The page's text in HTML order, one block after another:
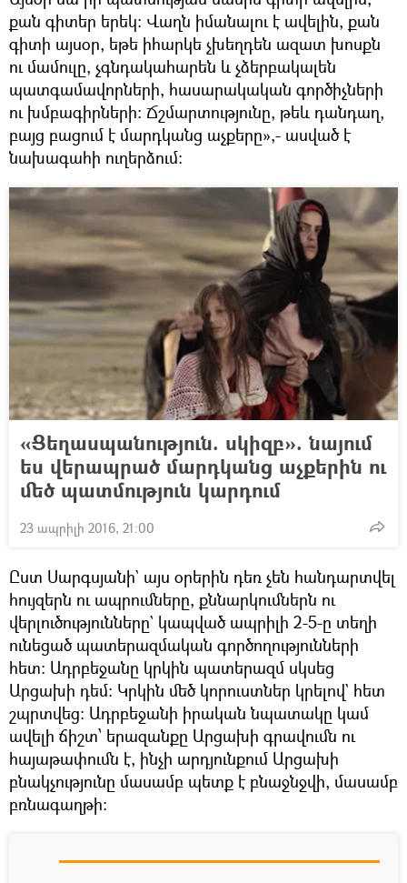
քան գիտեր երեկ: Վաղն իմանալու է ավելին, քան
գիտի այսօր, եթե իհարկե չխեղդեն ազատ խոսքն
ու մամուլը, չգնդակահարեն և չձերբակալեն
պատգամավորների, հասարակական գործիչների
ու խմբագիրների: Ճշմարտությունը, թեև դանդաղ,
բայց բացում է մարդկանց աչքերը»,- ասված է
նախագահի ուղերձում։
«Ցեղասպանություն. սկիզբ». նայում
ես վերապրած մարդկանց աչքերին ու
մեծ պատմություն կարդում
23 ապրիլի 2016, 21:00
Ըստ Սարգսյանի` այս օրերին դեռ չեն հանդարտվել
հույզերն ու ապրումները, քննարկումներն ու
վերլուծությունները` կապված ապրիլի 2-5-ը տեղի
ունեցած պատերազմական գործողությունների
հետ: Ադրբեջանը կրկին պատերազմ սկսեց
Արցախի դեմ: Կրկին մեծ կորուստներ կրելով` հետ
շպրտվեց: Ադրբեջանի իրական նպատակը կամ
ավելի ճիշտ՝ երազանքը Արցախի գրավումն ու
հայաթափումն է, ինչի արդյունքում Արցախի
բնակչությունը մասամբ պետք է բնաջնջվի, մասամբ
բռնագաղթի: